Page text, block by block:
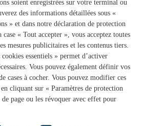
pour sols
carrelage
joints
naturelles
de sols et parquets
muraux
soient enregistrées sur votre terminal ou
des informations détaillées sous «
» et dans notre déclaration de protection
case « Tout accepter », vous acceptez toutes
mesures publicitaires et les contenus tiers.
essentiels » permet d’activer
Vous pouvez également définir vos
cases à cocher. Vous pouvez modifier ces
cliquant sur « Paramètres de protection
de page ou les révoquer avec effet pour